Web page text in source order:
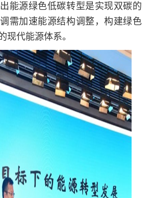
能源绿色低碳转型是实现双碳的
需加速能源结构调整，构建绿色
现代能源体系。